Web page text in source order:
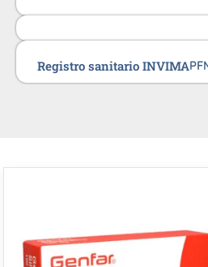
Registro sanitario INVIMA